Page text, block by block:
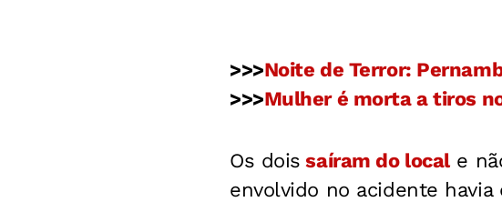
>>>Noite de Terror:
>>>Mulher é morta a tiros
Os dois saíram do locale
envolvido no acidente